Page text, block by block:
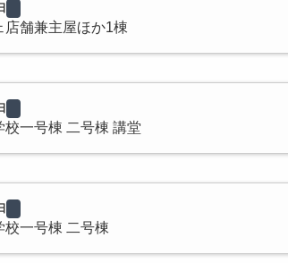
店舗兼主屋ほか1棟
校一号棟 二号棟 講堂
校一号棟 二号棟